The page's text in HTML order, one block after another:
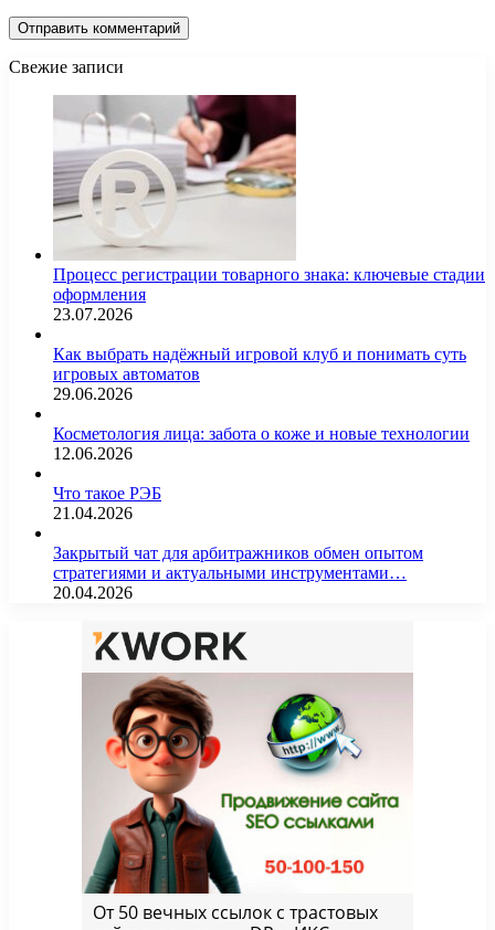
Свежие записи
Процесс регистрации товарного знака: ключевые стадии
оформления
23.07.2026
Как выбрать надёжный игровой клуб и понимать суть
игровых автоматов
29.06.2026
Косметология лица: забота о коже и новые технологии
12.06.2026
Что такое РЭБ
21.04.2026
Закрытый чат для арбитражников обмен опытом
стратегиями и актуальными инструментами…
20.04.2026